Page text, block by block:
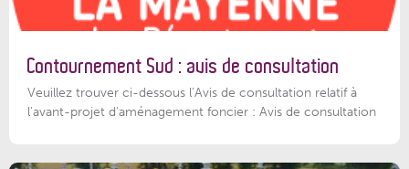
Contournement Sud : avis de consultation
Veuillez trouver ci-dessous l’Avis de consultation relatif à
l'avant-projet d'aménagement foncier : Avis de consultation